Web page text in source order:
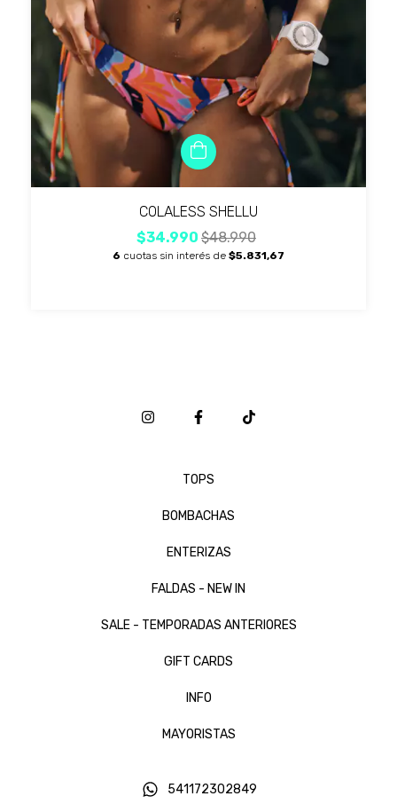
COLALESS SHELLU
$34.990 $48.990
6 cuotas sin interés de $5.831,67
TOPS
BOMBACHAS
ENTERIZAS
FALDAS - NEW IN
SALE - TEMPORADAS ANTERIORES
GIFT CARDS
INFO
MAYORISTAS
541172302849